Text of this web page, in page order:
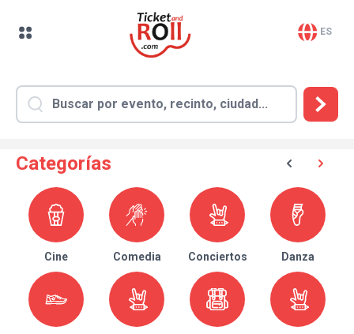
ES
Categorías
Cine Comedia Conciertos Danza